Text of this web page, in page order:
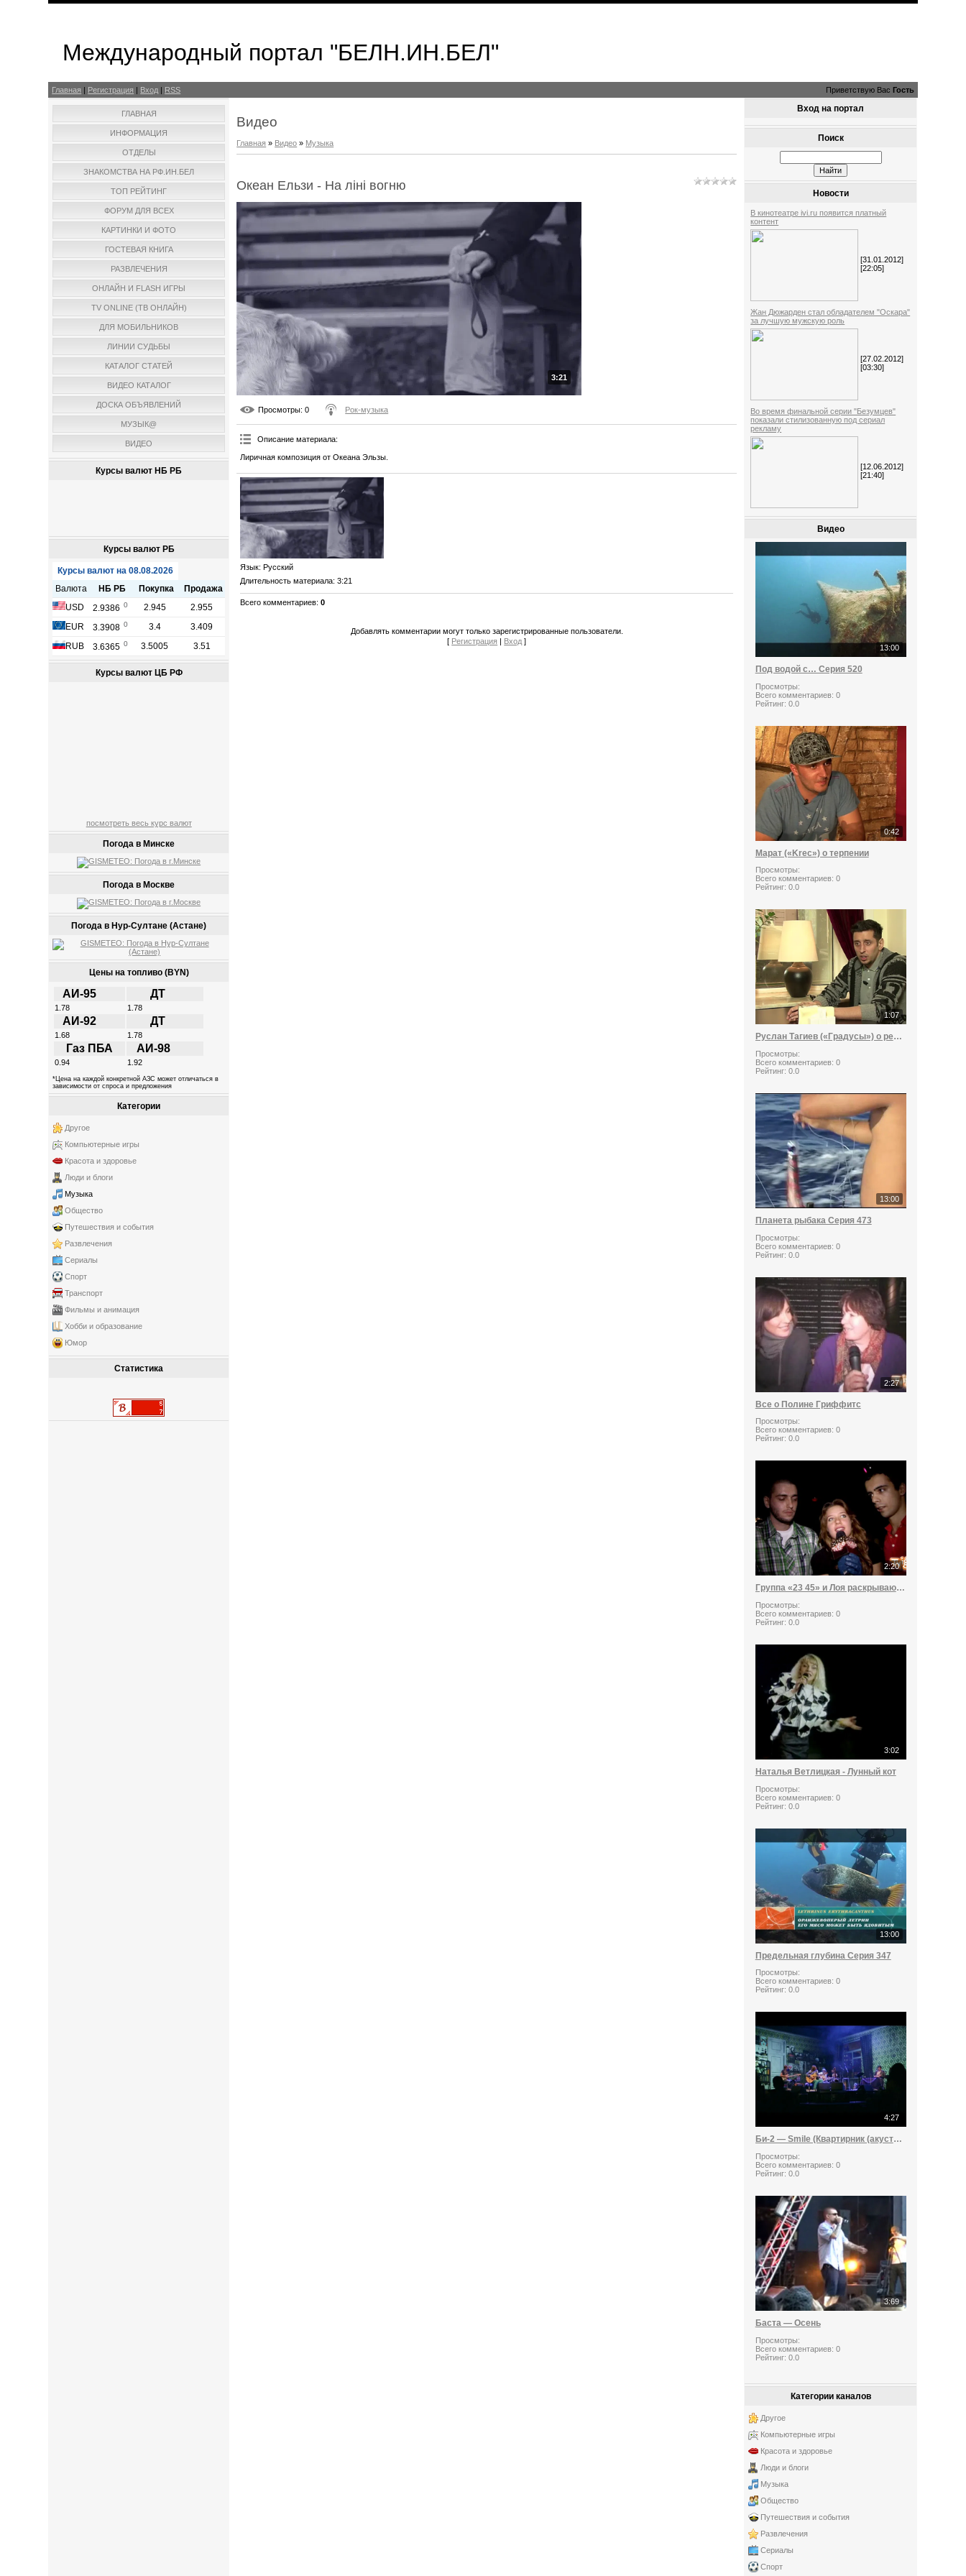
Международный портал "БЕЛН.ИН.БЕЛ"
Главная | Регистрация | Вход | RSS Приветствую Вас Гость
ГЛАВНАЯ
ИНФОРМАЦИЯ
ОТДЕЛЫ
ЗНАКОМСТВА НА РФ.ИН.БЕЛ
ТОП РЕЙТИНГ
ФОРУМ ДЛЯ ВСЕХ
КАРТИНКИ И ФОТО
ГОСТЕВАЯ КНИГА
РАЗВЛЕЧЕНИЯ
ОНЛАЙН И FLASH ИГРЫ
TV ONLINE (ТВ ОНЛАЙН)
ДЛЯ МОБИЛЬНИКОВ
ЛИНИИ СУДЬБЫ
КАТАЛОГ СТАТЕЙ
ВИДЕО КАТАЛОГ
ДОСКА ОБЪЯВЛЕНИЙ
МУЗЫК@
ВИДЕО
Курсы валют НБ РБ
Курсы валют РБ
Курсы валют ЦБ РФ
посмотреть весь курс валют
Погода в Минске
Погода в Москве
Погода в Нур-Султане (Астане)
Цены на топливо (BYN)
АИ-95 ДТ
1.78 1.78
АИ-92 ДТ
1.68 1.78
Газ ПБА АИ-98
0.94 1.92
*Цена на каждой конкретной АЗС может отличаться в
зависимости от спроса и предложения
Категории
Другое
Компьютерные игры
Красота и здоровье
Люди и блоги
Музыка
Общество
Путешествия и события
Развлечения
Сериалы
Спорт
Транспорт
Фильмы и анимация
Хобби и образование
Юмор
Статистика
Видео
Главная » Видео » Музыка
Океан Ельзи - На лiнi вогню
3:21
Просмотры: 0 Рок-музыка
Описание материала:
Лиричная композиция от Океана Эльзы.
Язык: Русский
Длительность материала: 3:21
Всего комментариев:0
Добавлять комментарии могут только зарегистрированные пользователи.
[ Регистрация | Вход ]
Вход на портал
Поиск
Новости
В кинотеатре ivi.ru появится платный
контент
[31.01.2012]
[22:05]
Жан Дюжарден стал обладателем "Оскара"
за лучшую мужскую роль
[27.02.2012]
[03:30]
Во время финальной серии "Безумцев"
показали стилизованную под сериал
рекламу
[12.06.2012]
[21:40]
Видео
13:00
Под водой с… Серия 520
Просмотры:
Всего комментариев: 0
Рейтинг: 0.0
0:42
Марат («Krec») о терпении
Просмотры:
Всего комментариев: 0
Рейтинг: 0.0
1:07
Руслан Тагиев («Градусы») о репетициях
Просмотры:
Всего комментариев: 0
Рейтинг: 0.0
13:00
Планета рыбака Серия 473
Просмотры:
Всего комментариев: 0
Рейтинг: 0.0
2:27
Все о Полине Гриффитс
Просмотры:
Всего комментариев: 0
Рейтинг: 0.0
2:20
Группа «23 45» и Лоя раскрывают секрет хита «Я буду»
Просмотры:
Всего комментариев: 0
Рейтинг: 0.0
3:02
Наталья Ветлицкая - Лунный кот
Просмотры:
Всего комментариев: 0
Рейтинг: 0.0
13:00
Предельная глубина Серия 347
Просмотры:
Всего комментариев: 0
Рейтинг: 0.0
4:27
Би-2 — Smile (Квартирник (акустика) в Театре «Содружество актеров Таганки»17052013 г)
Просмотры:
Всего комментариев: 0
Рейтинг: 0.0
3:69
Баста — Осень
Просмотры:
Всего комментариев: 0
Рейтинг: 0.0
Категории каналов
Другое
Компьютерные игры
Красота и здоровье
Люди и блоги
Музыка
Общество
Путешествия и события
Развлечения
Сериалы
Спорт